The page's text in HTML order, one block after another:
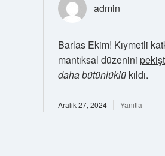
admin
Barlas Ekim! Kıymetli
mantıksal düzenini
daha bütünlüklükıldı.
Aralık 27, 2024 Yanıtla